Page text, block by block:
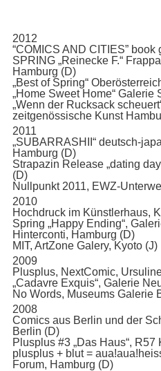
2012
“COMICS AND CITIES”
SPRING „Reinecke F.“
Hamburg (D)
„Best of Spring“
„Home Sweet Home“ Galerie
„Wenn der Rucksack
zeitgenössische Kunst
2011
„SUBARRASHII“ deutsch-
Hamburg (D)
Strapazin Release „dating
(D)
Nullpunkt 2011, EWZ-
2010
Hochdruck im Künstlerhaus,
Spring „Happy Ending“,
Hinterconti, Hamburg (D)
MIT, ArtZone Galery, Kyoto (J)
2009
Plusplus, NextComic,
„Cadavre Exquis“, Galerie
No Words, Museums Galerie
2008
Comics aus Berlin und der
Berlin (D)
Plusplus #3 „Das Haus“, R57
plusplus + blut =
Forum, Hamburg (D)